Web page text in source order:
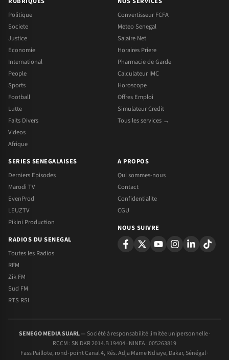
Politique
Societe
Justice
Economie
International
People
Sports
Football
Lutte
Faits Divers
Videos
Afrique
Convertisseur FCFA
Meteo Senegal
Salaire Net
Horaires Priere
Pharmacie de Garde
Calculateur IMC
Horoscope
Offres Emploi
Simulateur Credit
Tous les services →
SERIES SENEGALAISES
Derniers Episodes
Marodi TV
EvenProd
LEUZTV
Pikini Production
RADIOS DU SENEGAL
Toutes les Radios
RFM
Zik FM
Sud FM
RTS RSI
A PROPOS
Qui sommes-nous
Contact
Confidentialite
CGU
NOUS SUIVRE
SENEGO MEDIA SUARL— Société à responsabilité limitée unipersonnelle ·
RCCM : SN DKR 2014.B 19404 · NINEA : 005263819
Fass Paillote, rond-point Canal 4, Rés. Adja Mame Ndiaye, Dakar, Sénégal ·